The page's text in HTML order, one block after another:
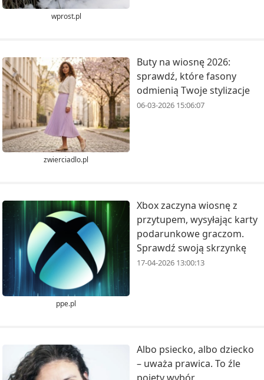
wprost.pl
zwierciadlo.pl
Buty na wiosnę 2026:
sprawdź, które fasony
odmienią Twoje stylizacje
06-03-2026 15:06:07
ppe.pl
Xbox zaczyna wiosnę z
przytupem, wysyłając karty
podarunkowe graczom.
Sprawdź swoją skrzynkę
17-04-2026 13:00:13
Albo psiecko, albo dziecko
– uważa prawica. To źle
pojęty wybór